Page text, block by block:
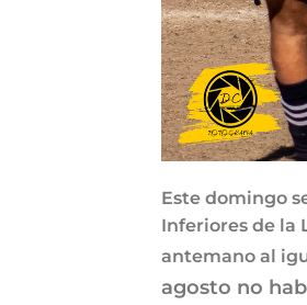
Este domingo
Inferiores de la
antemano al
agosto no